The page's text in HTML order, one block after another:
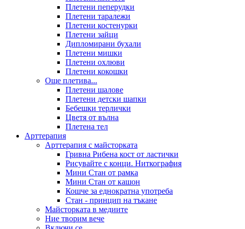
Плетени пеперудки
Плетени таралежи
Плетени костенурки
Плетени зайци
Дипломирани бухали
Плетени мишки
Плетени охлюви
Плетени кокошки
Още плетива...
Плетени шалове
Плетени детски шапки
Бебешки терлички
Цветя от вълна
Плетена тел
Арттерапия
Арттерапия с майсторката
Гривна Рибена кост от ластички
Рисувайте с конци. Ниткография
Мини Стан от рамка
Мини Стан от кашон
Кошче за еднократна употреба
Стан - принцип на тъкане
Майсторката в медиите
Ние творим вече